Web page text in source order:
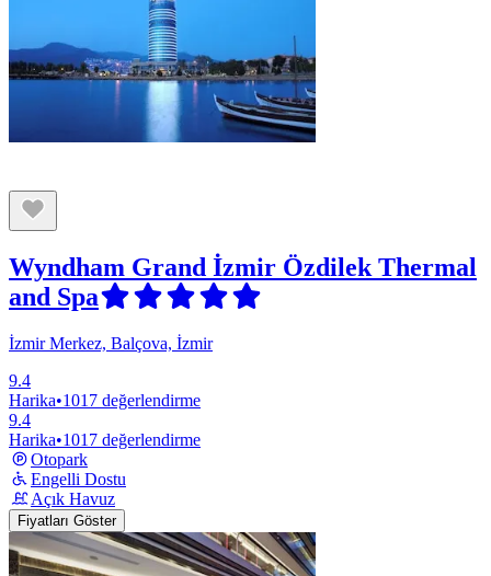
Wyndham Grand İzmir Özdilek Thermal
and Spa
İzmir Merkez, Balçova, İzmir
9.4
Harika•1017 değerlendirme
9.4
Harika•1017 değerlendirme
Otopark
Engelli Dostu
Açık Havuz
Fiyatları Göster